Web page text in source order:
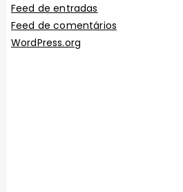
Feed de entradas
Feed de comentários
WordPress.org